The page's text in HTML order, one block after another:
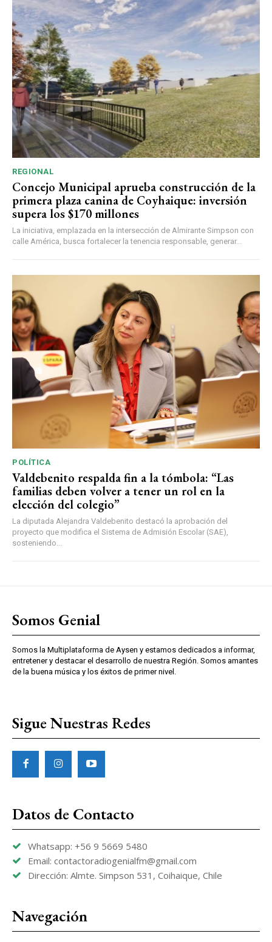
REGIONAL
Concejo Municipal aprueba construcción de la
primera plaza canina de Coyhaique: inversión
supera los $170 millones
La iniciativa, emplazada en la intersección de Almirante Simpson con
calle América, busca fortalecer la tenencia responsable, generar...
POLÍTICA
Valdebenito respalda fin a la tómbola: “Las
familias deben volver a tener un rol en la
elección del colegio”
La diputada Alejandra Valdebenito destacó la aprobación del
proyecto que modifica el Sistema de Admisión Escolar (SAE),
sosteniendo...
Somos Genial
Somos la Multiplataforma de Aysen y estamos dedicados a informar,
entretener y destacar el desarrollo de nuestra Región. Somos amantes
de la buena música y los éxitos de primer nivel.
Sigue Nuestras Redes
Datos de Contacto
Whatsapp: +56 9 5669 5480
Email: contactoradiogenialfm@gmail.com
Dirección: Almte. Simpson 531, Coihaique, Chile
Navegación